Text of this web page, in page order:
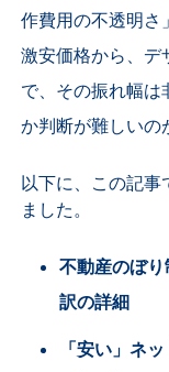
作費用の不透明さ
激安価格から、デ
で、その振れ幅は
か判断が難しいの
以下に、この記事
ました。
不動産のぼ
訳の詳細
「安い」ネ